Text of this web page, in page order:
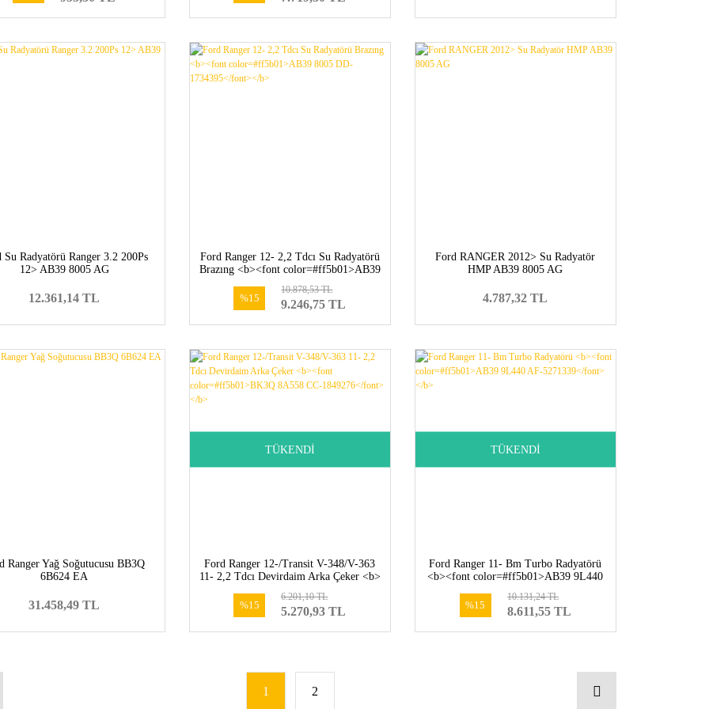
Su Radyatörü Ranger 3.2 200Ps
12> AB39 8005 AG
12.361,14 TL
Ford Ranger 12- 2,2 Tdcı Su Radyatörü
Brazıng <b><font color=#ff5b01>AB39
%15
9.246,75 TL
10.878,53 TL
Ford RANGER 2012> Su Radyatör
HMP AB39 8005 AG
4.787,32 TL
Ranger Yağ Soğutucusu BB3Q
6B624 EA
31.458,49 TL
TÜKENDİ
Ford Ranger 12-/Transit V-348/V-363
11- 2,2 Tdcı Devirdaim Arka Çeker <b>
1849276</font></b>
%15 5.270,93 TL
6.201,10 TL
TÜKENDİ
Ford Ranger 11- Bm Turbo Radyatörü
<b><font color=#ff5b01>AB39 9L440
%15
8.611,55 TL
10.131,24 TL
1 2